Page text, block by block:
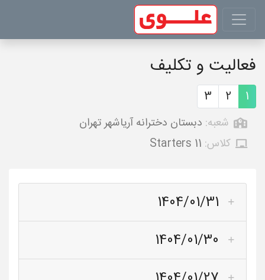
فعالیت و تکلیف
1
2
3
شعبه: دبستان دخترانه آریاشهر تهران
کلاس: Starters 11
1404/01/31
1404/01/30